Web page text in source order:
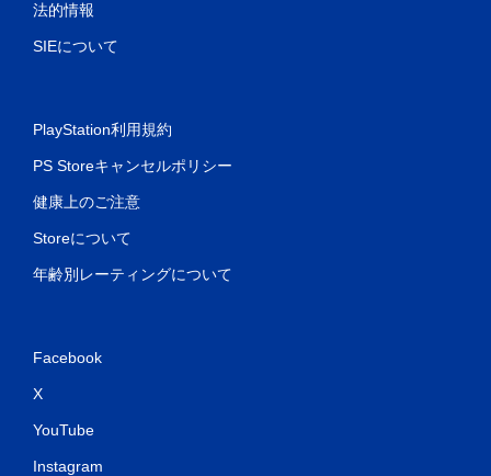
法的情報
SIEについて
PlayStation利用規約
PS Storeキャンセルポリシー
健康上のご注意
Storeについて
年齢別レーティングについて
Facebook
X
YouTube
Instagram